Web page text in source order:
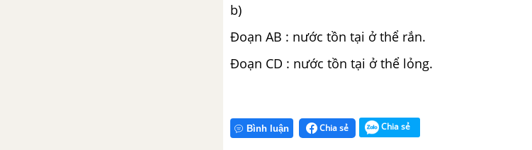
b)
Đoạn AB : nước tồn tại ở thể rắn.
Đoạn CD : nước tồn tại ở thể lỏng.
Bình luận Chia sẻ Chia sẻ